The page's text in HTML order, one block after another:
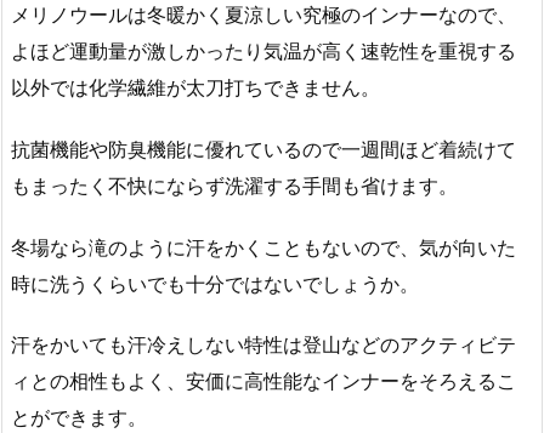
メリノウールは冬暖かく夏涼しい究極のインナーなので、
よほど運動量が激しかったり気温が高く速乾性を重視する
以外では化学繊維が太刀打ちできません。
抗菌機能や防臭機能に優れているので一週間ほど着続けて
もまったく不快にならず洗濯する手間も省けます。
冬場なら滝のように汗をかくこともないので、気が向いた
時に洗うくらいでも十分ではないでしょうか。
汗をかいても汗冷えしない特性は登山などのアクティビテ
ィとの相性もよく、安価に高性能なインナーをそろえるこ
とができます。